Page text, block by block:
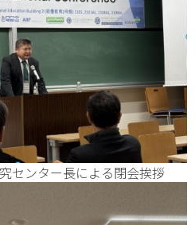
ター長による閉会挨拶